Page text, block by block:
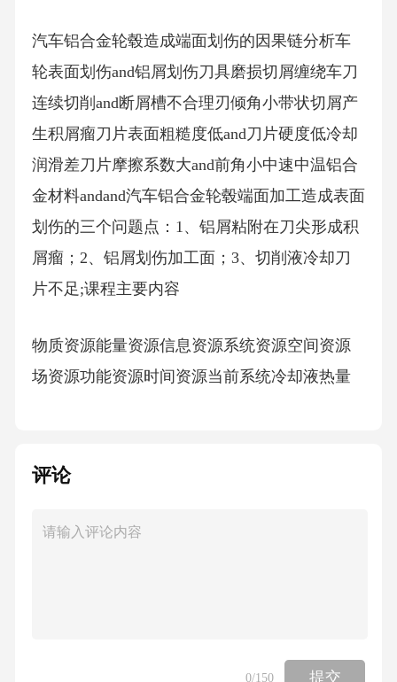
汽车铝合金轮毂造成端面划伤的因果链分析车
轮表面划伤and铝屑划伤刀具磨损切屑缠绕车刀
连续切削and断屑槽不合理刃倾角小带状切屑产
生积屑瘤刀片表面粗糙度低and刀片硬度低冷却
润滑差刀片摩擦系数大and前角小中速中温铝合
金材料andand汽车铝合金轮毂端面加工造成表面
划伤的三个问题点：1、铝屑粘附在刀尖形成积
屑瘤；2、铝屑划伤加工面；3、切削液冷却刀
片不足;课程主要内容
物质资源能量资源信息资源系统资源空间资源
场资源功能资源时间资源当前系统冷却液热量
连续加工系统的过去轮毂
评论
0/150 提交